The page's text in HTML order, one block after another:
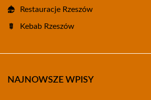
Restauracje Rzeszów
Kebab Rzeszów
NAJNOWSZE WPISY